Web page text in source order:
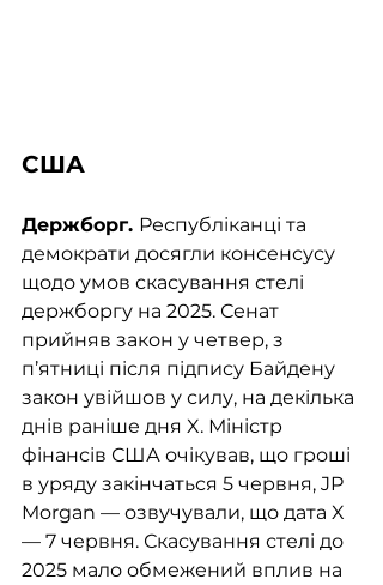
США
Держборг. Республіканці та
демократи досягли консенсусу
щодо умов скасування стелі
держборгу на 2025. Сенат
прийняв закон у четвер, з
п’ятниці після підпису Байдену
закон увійшов у силу, на декілька
днів раніше дня X. Міністр
фінансів США очікував, що гроші
в уряду закінчаться 5 червня, JP
Morgan — озвучували, що дата X
— 7 червня. Скасування стелі до
2025 мало обмежений вплив на